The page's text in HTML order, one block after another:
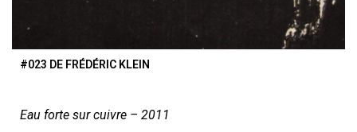
#023 DE FRÉDÉRIC KLEIN
Eau forte sur cuivre – 2011